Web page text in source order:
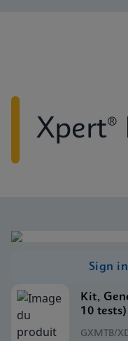
Xpert®
Sign
Kit,
10 tests)
GXMTB/